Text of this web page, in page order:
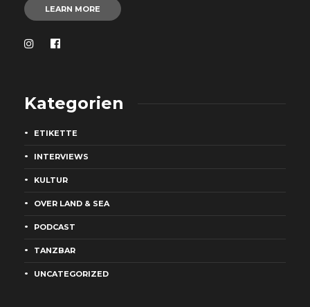
LEARN MORE
Kategorien
ETIKETTE
INTERVIEWS
KULTUR
OVER LAND & SEA
PODCAST
TANZBAR
UNCATEGORIZED